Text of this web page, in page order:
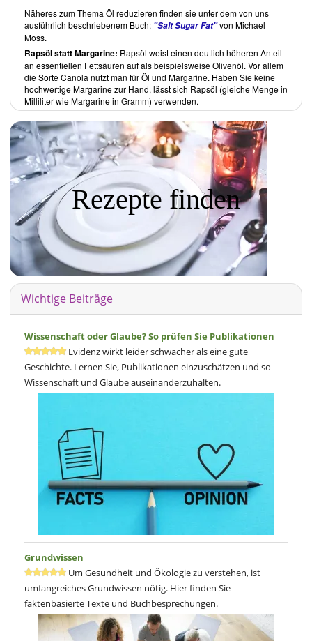
teilweise geringer sind, als in ihrer originalen, nicht veganen Version.
Linzer Augen,Apfelstrudelund derBöhmische Apfelkuchensind
Beispiele der in diesem Buch aufgeführter Leckereien.
Ein alphabetisch nach Hauptzutaten, beziehungsweise
Themengebieten geordnetes Rezeptverzeichnis, rundet das Buch ab.
Buchbesprechung von Dr. med. vet. Inke Weissenborn
Näheres zum Thema Öl reduzieren finden sie unter dem von uns
ausführlich beschriebenem Buch: "Salt Sugar Fat"von Michael
Moss.
Rapsöl statt Margarine: Rapsöl weist einen deutlich höheren Anteil
an essentiellen Fettsäuren auf als beispielsweise Olivenöl. Vor allem
die Sorte Canola nutzt man für Öl und Margarine. Haben Sie keine
hochwertige Margarine zur Hand, lässt sich Rapsöl (gleiche Menge in
Milliliter wie Margarine in Gramm) verwenden.
Rezepte finden
Wichtige Beiträge
Wissenschaft oder Glaube? So prüfen Sie Publikationen
Evidenz wirkt leider schwächer als eine gute
Geschichte. Lernen Sie, Publikationen einzuschätzen und so
Wissenschaft und Glaube auseinanderzuhalten.
Grundwissen
Um Gesundheit und Ökologie zu verstehen, ist
umfangreiches Grundwissen nötig. Hier finden Sie
faktenbasierte Texte und Buchbesprechungen.